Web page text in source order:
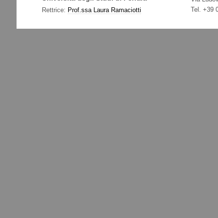
Rettrice: Prof.ssa Laura Ramaciotti
Tel. +39